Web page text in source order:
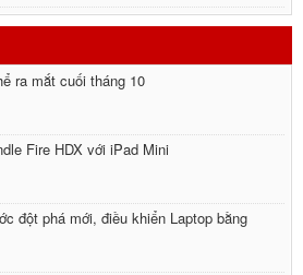
32GB 3G
ra mắt cuối tháng 10
Fire HDX với iPad Mini
đột phá mới, điều khiển Laptop bằng